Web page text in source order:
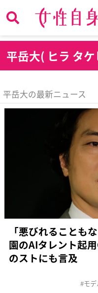
平岳大( ヒラ タ
平岳大の最新ニュース
「悪びれること
園のAIタレント起
のストにも言及
モ